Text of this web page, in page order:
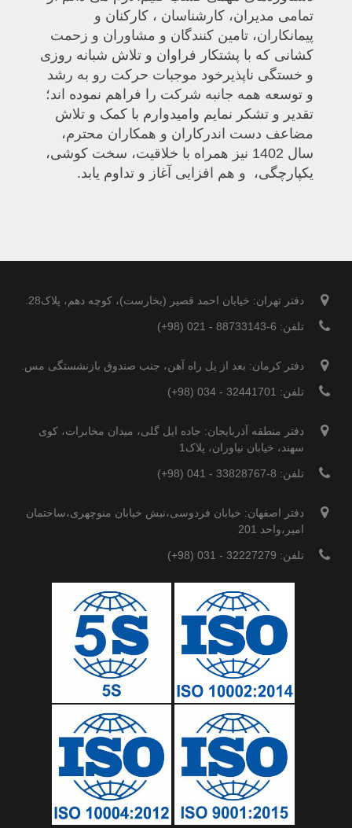
تمامی مدیران، کارشناسان ، کارکنان و
پیمانکاران، تامین کنندگان و مشاوران و زحمت
کشانی که با پشتکار فراوان و تلاش شبانه روزی
و خستگی ناپذیرخود موجبات حرکت رو به رشد
و توسعه همه جانبه شرکت را فراهم نموده اند؛
تقدیر و تشکر نمایم وامیدوارم با کمک و تلاش
مضاعف دست اندرکاران و همکاران محترم،
سال 1402 نیز همراه با خلاقیت، سخت کوشی،
یکپارچگی، و هم افزایی آغاز و تداوم یابد.
دفتر تهران: خیابان احمد قصیر (بخارست)، کوچه دهم، پلاک28.
تلفن: 6-88733143 - 021 (98+)
دفتر کرمان: بعد از پل راه آهن، جنب صندوق بازنشستگی مس.
تلفن: 32441701 - 034 (98+)
دفتر منطقه آذربایجان: جاده ایل گلی، میدان مخابرات، کوی
سهند، خیابان نیاوران، پلاک1
تلفن: 8-33828767 - 041 (98+)
دفتر اصفهان: خیابان فردوسی،نبش خیابان منوچهری،ساختمان
امیر،واحد 201
تلفن: 32227279 - 031 (98+)